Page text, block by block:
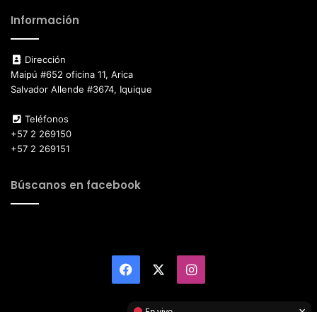
Información
Dirección
Maipú #652 oficina 11, Arica
Salvador Allende #3674, Iquique
Teléfonos
+57 2 269150
+57 2 269151
Búscanos en facebook
Facebook Instagram